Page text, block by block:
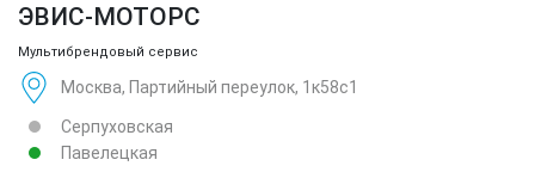
ЭВИС-МОТОРС
Мультибрендовый сервис
Москва, Партийный переулок, 1к58с1
Серпуховская
Павелецкая